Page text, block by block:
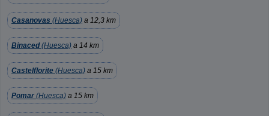
Casanovas (Huesca) a 12,3 km
Binaced(Huesca) a 14 km
Castelflorite (Huesca) a 15 km
Pomar (Huesca) a 15 km